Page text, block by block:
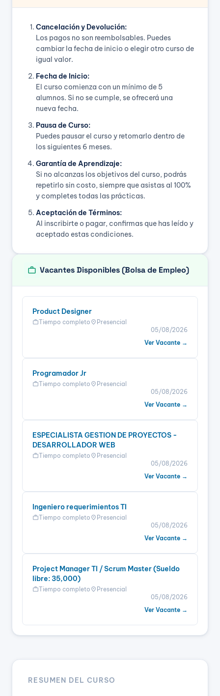
Cancelación y Devolución:
Los pagos no son reembolsables. Puedes
cambiar la fecha de inicio o elegir otro curso de
igual valor.
Fecha de Inicio:
El curso comienza con un mínimo de 5
alumnos. Si no se cumple, se ofrecerá una
nueva fecha.
Pausa de Curso:
Puedes pausar el curso y retomarlo dentro de
los siguientes 6 meses.
Garantía de Aprendizaje:
Si no alcanzas los objetivos del curso, podrás
repetirlo sin costo, siempre que asistas al 100%
y completes todas las prácticas.
Aceptación de Términos:
Al inscribirte o pagar, confirmas que has leído y
aceptado estas condiciones.
work Vacantes Disponibles (Bolsa de Empleo)
Product Designer
workTiempo completo location_on Presencial
05/08/2026
Ver Vacante →
Programador Jr
workTiempo completo location_on Presencial
05/08/2026
Ver Vacante →
ESPECIALISTA GESTION DE PROYECTOS -
DESARROLLADOR WEB
workTiempo completo location_on Presencial
05/08/2026
Ver Vacante →
Ingeniero requerimientos TI
workTiempo completo location_on Presencial
05/08/2026
Ver Vacante →
Project Manager TI / Scrum Master (Sueldo
libre: 35,000)
workTiempo completo location_on Presencial
05/08/2026
Ver Vacante →
RESUMEN DEL CURSO